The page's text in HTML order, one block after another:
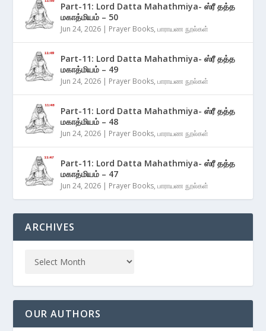
Part-11: Lord Datta Mahathmiya- ஸ்ரீ தத்த
மகாத்மியம் – 50
Jun 24, 2026 | Prayer Books,பாராயண நூல்கள்
Part-11: Lord Datta Mahathmiya- ஸ்ரீ தத்த
மகாத்மியம் – 49
Jun 24, 2026 | Prayer Books,பாராயண நூல்கள்
Part-11: Lord Datta Mahathmiya- ஸ்ரீ தத்த
மகாத்மியம் – 48
Jun 24, 2026 | Prayer Books,பாராயண நூல்கள்
Part-11: Lord Datta Mahathmiya- ஸ்ரீ தத்த
மகாத்மியம் – 47
Jun 24, 2026 | Prayer Books,பாராயண நூல்கள்
ARCHIVES
OUR AUTHORS